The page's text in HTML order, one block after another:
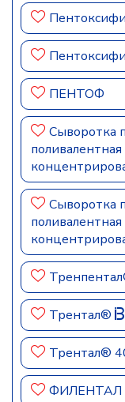
ПЕНТОФ
Сыворотка
Сыворотка
Трентал®
Трентал®
ФИЛЕНТАЛ